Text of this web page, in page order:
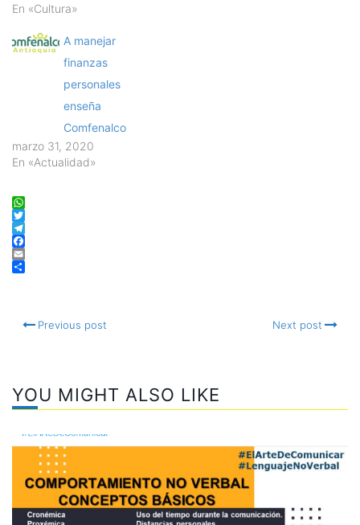
En «Cultura»
A manejar
finanzas
personales
enseña
Comfenalco
marzo 31, 2020
En «Actualidad»
WhatsApp
Twitter
Telegram
Facebook
Email
Previous post Next post
YOU MIGHT ALSO LIKE